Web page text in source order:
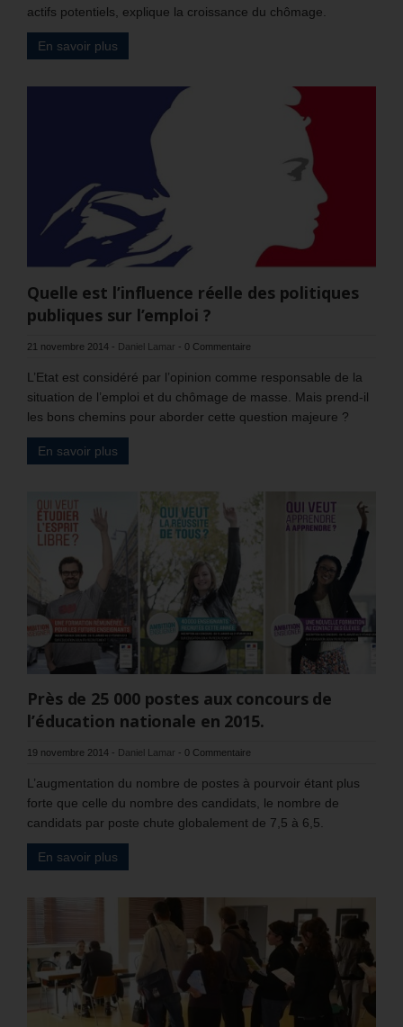
actifs potentiels, explique la croissance du chômage.
En savoir plus
Quelle est l’influence réelle des politiques
publiques sur l’emploi ?
21 novembre 2014 - Daniel Lamar - 0 Commentaire
L’Etat est considéré par l’opinion comme responsable de la
situation de l’emploi et du chômage de masse. Mais prend-il
les bons chemins pour aborder cette question majeure ?
En savoir plus
Près de 25 000 postes aux concours de
l’éducation nationale en 2015.
19 novembre 2014 - Daniel Lamar - 0 Commentaire
L’augmentation du nombre de postes à pourvoir étant plus
forte que celle du nombre des candidats, le nombre de
candidats par poste chute globalement de 7,5 à 6,5.
En savoir plus